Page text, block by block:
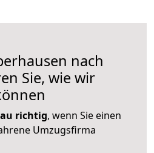
nach
Sie, wie wir
richtig, wenn Sie einen
Umzugsfirma